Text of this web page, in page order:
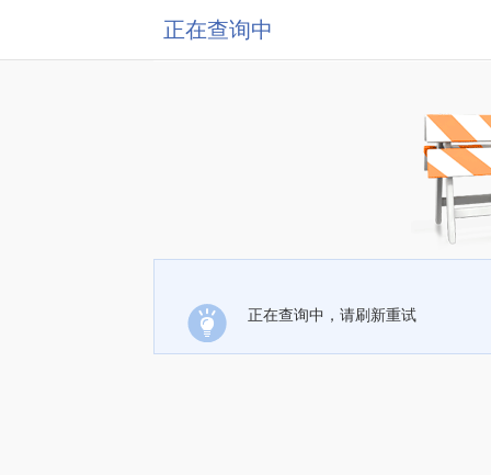
正在查询中
正在查询中，请刷新重试